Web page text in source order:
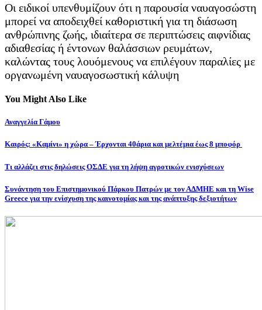
Οι ειδικοί υπενθυμίζουν ότι η παρουσία ναυαγοσώστη
μπορεί να αποδειχθεί καθοριστική για τη διάσωση
ανθρώπινης ζωής, ιδιαίτερα σε περιπτώσεις αιφνίδιας
αδιαθεσίας ή έντονων θαλάσσιων ρευμάτων,
καλώντας τους λουόμενους να επιλέγουν παραλίες με
οργανωμένη ναυαγοσωστική κάλυψη
You Might Also Like
Αναγγελία Γάμου
Καιρός: «Καμίνι» η χώρα – Έρχονται 40άρια και μελτέμια έως 8 μποφόρ
Τι αλλάζει στις δηλώσεις ΟΣΔΕ για τη λήψη αγροτικών ενισχύσεων
Συνάντηση του Επιστημονικού Πάρκου Πατρών με τον ΑΔΜΗΕ και τη Wise
Greece για την ενίσχυση της καινοτομίας και της ανάπτυξης δεξιοτήτων